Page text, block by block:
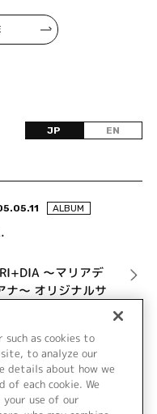
JP EN
ALBUM
～マリアデ
ナ～ オリジナルサ
詳細を見る
as cookies to
to analyze our
details about how we
of each cookie. We
use of our